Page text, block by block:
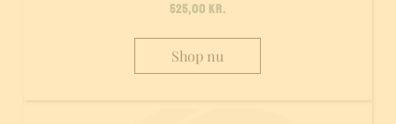
525,00 kr.
Shop nu